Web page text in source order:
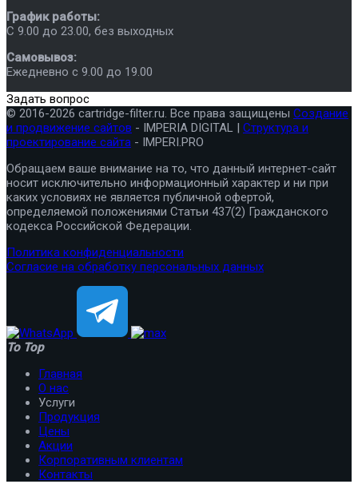
График работы:
C 9.00 до 23.00, без выходных
Самовывоз:
Ежедневно с 9.00 до 19.00
Задать вопрос
© 2016-2026 cartridge-filter.ru. Все права защищены Создание
и продвижение сайтов - IMPERIA DIGITAL | Структура и
проектирование сайта - IMPERI.PRO
Обращаем ваше внимание на то, что данный интернет-сайт
носит исключительно информационный характер и ни при
каких условиях не является публичной офертой,
определяемой положениями Статьи 437(2) Гражданского
кодекса Российской Федерации.
Политика конфиденциальности
Согласие на обработку персональных данных
To Top
Главная
О нас
Услуги
Продукция
Цены
Акции
Корпоративным клиентам
Контакты